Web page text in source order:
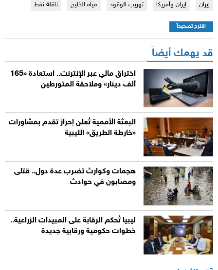
إيران إيران وأمريكا تهريب الوقود مياه الخليج ناقلة نفط
اقترح تصحيحاً
قد يهمك أيضاً
اختراق مالي عبر الإنترنت.. استعادة «165
ألف دينار» وملاحقة المتورطين
البعثة الأممية تُعلن إحراز تقدم بمشاورات
«خارطة الطريق» الليبية
هجمات وكوارث تضرب عدة دول.. قتلى
ومصابون في حوادث
ليبيا تُحكم الرقابة على المبيدات الزراعية..
خطوات حكومية ورقابية جديدة